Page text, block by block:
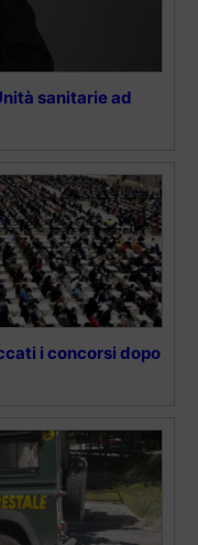
sanitarie ad
i concorsi dopo